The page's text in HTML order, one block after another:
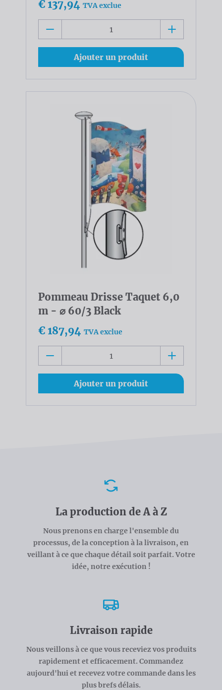
€ 137,94 TVA exclue
Ajouter un produit
Pommeau Drisse Taquet 6,0
m - ⌀ 60/3 Black
€ 187,94 TVA exclue
Ajouter un produit
La production de A à Z
Nous prenons en charge l'ensemble du
processus, de la conception à la livraison, en
veillant à ce que chaque détail soit parfait. Votre
idée, notre exécution !
Livraison rapide
Nous veillons à ce que vous receviez vos produits
rapidement et efficacement. Commandez
aujourd'hui et recevez votre commande dans les
plus brefs délais.